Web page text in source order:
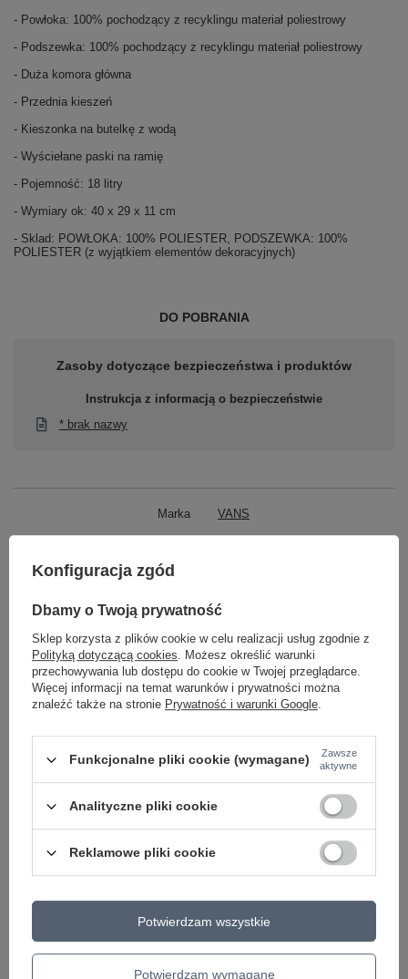
- Powłoka: 100% pochodzący z recyklingu materiał poliestrowy
- Podszewka: 100% pochodzący z recyklingu materiał poliestrowy
- Duża komora główna
- Przednia kieszeń
- Kieszonka na butelkę z wodą
- Wyściełane paski na ramię
- Pojemność: 18 litry
- Wymiary ok: 40 x 29 x 11 cm
- Sklad: POWŁOKA: 100% POLIESTER, PODSZEWKA: 100%
POLIESTER (z wyjątkiem elementów dekoracyjnych)
DO POBRANIA
Zasoby dotyczące bezpieczeństwa i produktów
Instrukcja z informacją o bezpieczeństwie
* brak nazwy
Marka VANS
Gwarancja
24 miesiące gwarancji na
Bezpieczeństwo - rodzaj
ostrzeżenia
Bezpieczeństwo - rodzaj
ostrzeżenia
24 MIESIĄCE GWARANCJI NA PRODUKT!
Zobacz również
Plecak VANS Szkolny OLD SKOOL DROP
Sportowy Tornister Czarny 22L
127,00 zł / szt.
Konfiguracja zgód
Dbamy o Twoją prywatność
Sklep korzysta z plików cookie w celu realizacji usług zgodnie z
Polityką dotyczącą cookies. Możesz określić warunki
przechowywania lub dostępu do cookie w Twojej przeglądarce.
Więcej informacji na temat warunków i prywatności można
znaleźć także na stronie Prywatność i warunki Google.
Funkcjonalne pliki cookie (wymagane)
Zawsze
aktywne
Analityczne pliki cookie
Reklamowe pliki cookie
Potwierdzam wymagane
Potwierdzam wszystkie